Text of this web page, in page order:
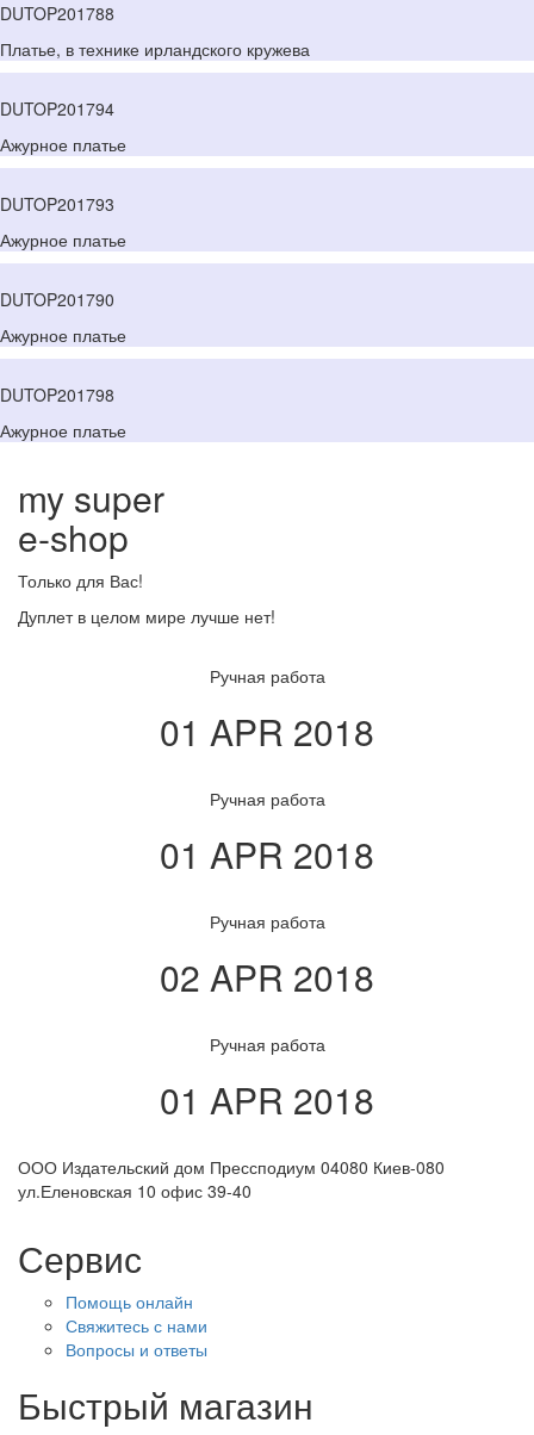
DUTOP201788
Платье, в технике ирландского кружева
DUTOP201794
Ажурное платье
DUTOP201793
Ажурное платье
DUTOP201790
Ажурное платье
DUTOP201798
Ажурное платье
my super
e-shop
Только для Вас!
Дуплет в целом мире лучше нет!
Ручная работа
01 APR 2018
Ручная работа
01 APR 2018
Ручная работа
02 APR 2018
Ручная работа
01 APR 2018
ООО Издательский дом Прессподиум 04080 Киев-080
ул.Еленовская 10 офис 39-40
Сервис
Помощь онлайн
Свяжитесь с нами
Вопросы и ответы
Быстрый магазин